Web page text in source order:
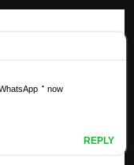
!) - Média DSP